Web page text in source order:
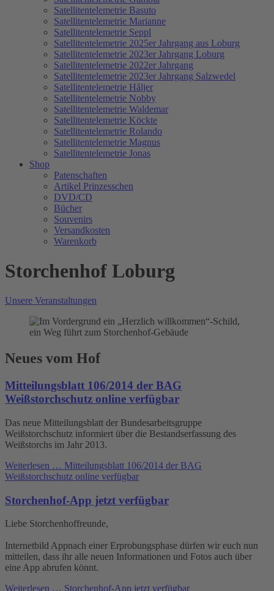
Satellitentelemetrie Basuto
Satellitentelemetrie Marianne
Satellitentelemetrie Seppl
Satellitentelemetrie 2025er Jahrgang aus Loburg
Satellitentelemetrie 2023er Jahrgang Loburg
Satellitentelemetrie 2022er Jahrgang
Satellitentelemetrie 2023er Jahrgang Salzwedel
Satellitentelemetrie Håljer
Satellitentelemetrie Nobby
Satellitentelemetrie Waldemar
Satellitentelemetrie Köckte
Satellitentelemetrie Rolando
Satellitentelemetrie Magnus
Satellitentelemetrie Jonas
Shop
Patenschaften
Artikel Prinzesschen
DVD/CD
Bücher
Souvenirs
Versandkosten
Warenkorb
Storchenhof Loburg
Unsere Veranstaltungen
Neues vom Hof
Mitteilungsblatt 106/2014 der BAG
Weißstorchschutz online verfügbar
Das neue Mitteilungsblatt der Bundesarbeitsgruppe
Weißstorchschutz informiert über die Bestandserfassung des
Weißstorchs im Jahr 2013.
Weiterlesen … Mitteilungsblatt 106/2014 der BAG
Weißstorchschutz online verfügbar
Storchenhof-App jetzt verfügbar
Liebe Storchenhoffreunde,
Internetbild Appnach einer Erprobungsphase dürfen wir euch nun
mitteilen, dass ihr alle neuen Informationen und Fotos auch über
eine App abrufen könnt.
Weiterlesen … Storchenhof-App jetzt verfügbar